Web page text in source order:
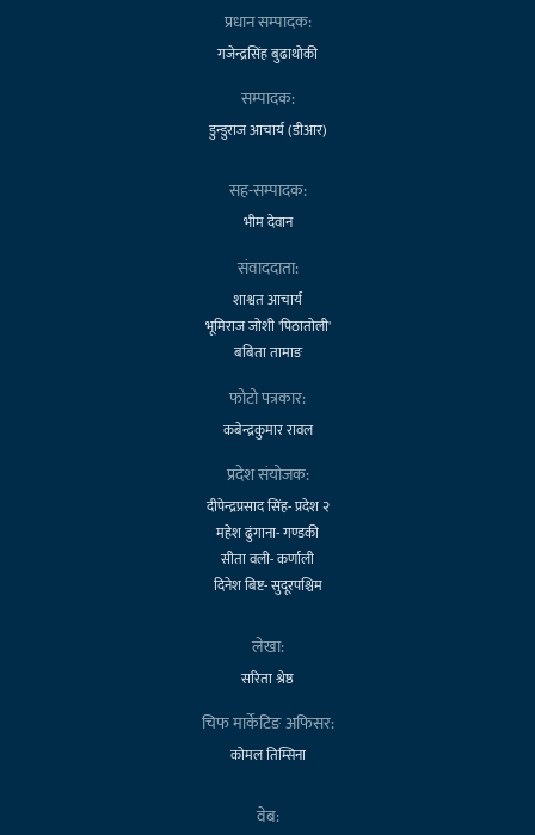
प्रधान सम्पादक:
गजेन्द्रसिंह बुढाथोकी
सम्पादक:
डुन्डुराज आचार्य (डीआर)
सह-सम्पादक:
भीम देवान
संवाददाता:
शाश्वत आचार्य
भूमिराज जोशी 'पिठातोली'
बबिता तामाङ
फोटो पत्रकार:
कबेन्द्रकुमार रावल
प्रदेश संयोजक:
दीपेन्द्रप्रसाद सिंह- प्रदेश २
महेश ढुंगाना- गण्डकी
सीता वली- कर्णाली
दिनेश बिष्ट- सुदूरपश्चिम
लेखा:
सरिता श्रेष्ठ
चिफ मार्केटिङ अफिसर:
कोमल तिम्सिना
वेब: